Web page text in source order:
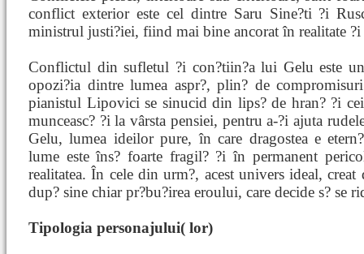
conflict exterior este cel dintre Saru Sine?ti ?i
ministrul justi?iei, fiind mai bine ancorat în realitate
Conflictul din sufletul ?i con?tiin?a lui Gelu este
opozi?ia dintre lumea aspr?, plin? de
pianistul Lipovici se sinucid din lips? de hran? ?i
munceasc? ?i la vârsta pensiei, pentru a-?i ajuta
Gelu, lumea ideilor pure, în care dragostea e
lume este îns? foarte fragil? ?i în permanent
realitatea. În cele din urm?, acest univers ideal, creat
dup? sine chiar pr?bu?irea eroului, care decide s? se
Tipologia personajului( lor)